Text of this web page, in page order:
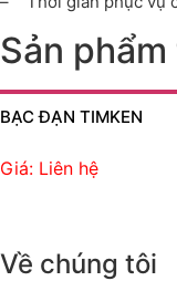
Sản
BẠC ĐẠN TIMKEN
Giá: Liên hệ
Về chúng tôi